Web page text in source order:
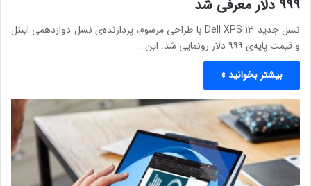
۹۹۹ دلار معرفی شد
نسل جدید Dell XPS 13 با طراحی مرسوم، پردازنده‌ی نسل دوازدهمی اینتل
و قیمت پایه‌ی ۹۹۹ دلار رونمایی شد. این…
بیشتر بخوانید »